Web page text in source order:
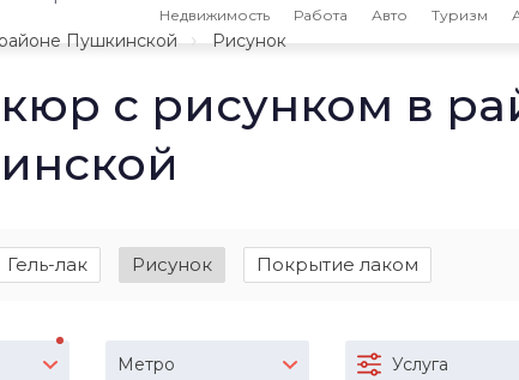
Недвижимость Работа Авто Туризм
Пушкинской Рисунок
с рисунком в
Гель-лак Рисунок Покрытие лаком
Метро Услуга